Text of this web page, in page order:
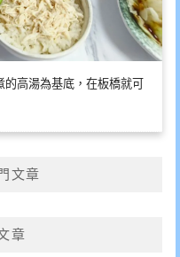
的高湯為基底，在板橋就可
文章
章